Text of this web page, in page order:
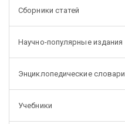
Сборники статей
Научно-популярные издания
Энциклопедические словари
Учебники